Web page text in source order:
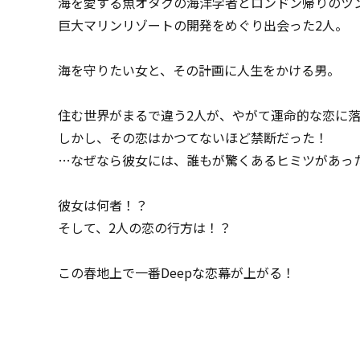
巨大マリンリゾートの開発をめぐり出会った2人。
海を守りたい女と、その計画に人生をかける男。
住む世界がまるで違う2人が、やがて運命的な恋に落
しかし、その恋はかつてないほど禁断だった！
…なぜなら彼女には、誰もが驚くあるヒミツがあっ
彼女は何者！？
そして、2人の恋の行方は！？
この春地上で一番Deepな恋幕が上がる！